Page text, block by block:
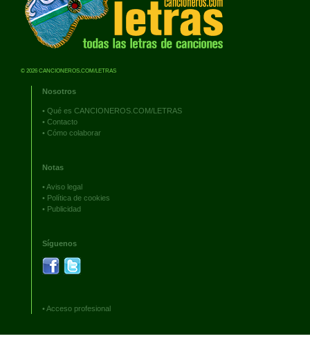
© 2026 CANCIONEROS.COM/LETRAS
Nosotros
• Qué es CANCIONEROS.COM/LETRAS
• Contacto
• Cómo colaborar
Notas
•Aviso legal
• Política de cookies
• Publicidad
Síguenos
•Acceso profesional